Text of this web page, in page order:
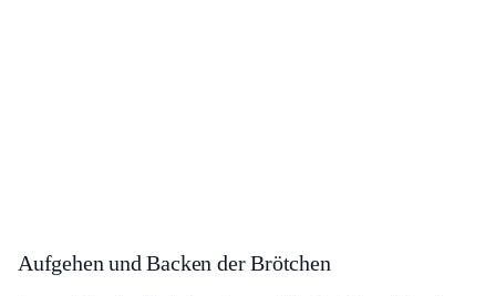
Aufgehen und Backen der Brötchen